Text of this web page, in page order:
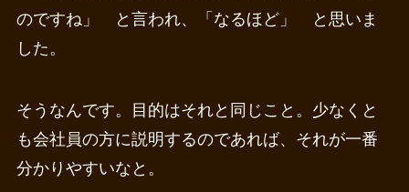
のですね」 と言われ、「なるほど」 と思いま
した。
そうなんです。目的はそれと同じこと。少なくと
も会社員の方に説明するのであれば、それが一番
分かりやすいなと。